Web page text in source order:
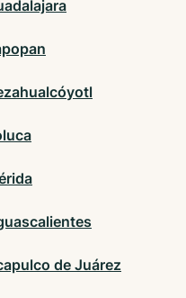
de Juárez